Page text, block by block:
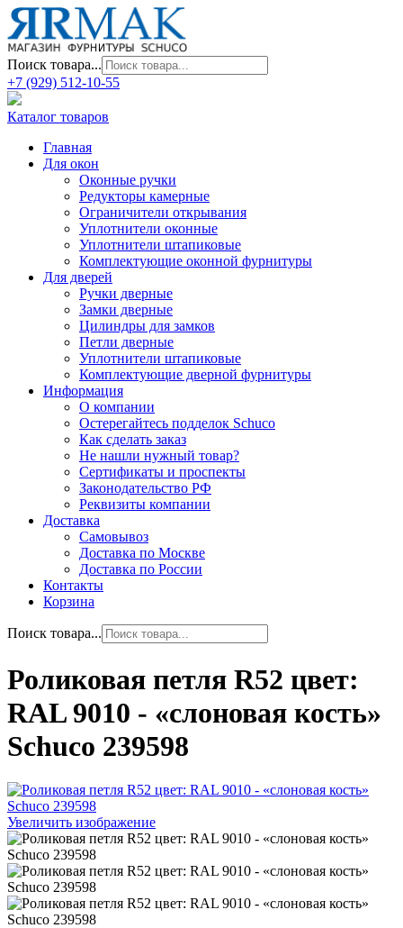
Поиск товара...
+7 (929) 512-10-55
Каталог товаров
Главная
Для окон
Оконные ручки
Редукторы камерные
Ограничители открывания
Уплотнители оконные
Уплотнители штапиковые
Комплектующие оконной фурнитуры
Для дверей
Ручки дверные
Замки дверные
Цилиндры для замков
Петли дверные
Уплотнители штапиковые
Комплектующие дверной фурнитуры
Информация
О компании
Остерегайтесь подделок Schuco
Как сделать заказ
Не нашли нужный товар?
Сертификаты и проспекты
Законодательство РФ
Реквизиты компании
Доставка
Самовывоз
Доставка по Москве
Доставка по России
Контакты
Корзина
Поиск товара...
Роликовая петля R52 цвет:
RAL 9010 - «слоновая кость»
Schuco 239598
Увеличить изображение